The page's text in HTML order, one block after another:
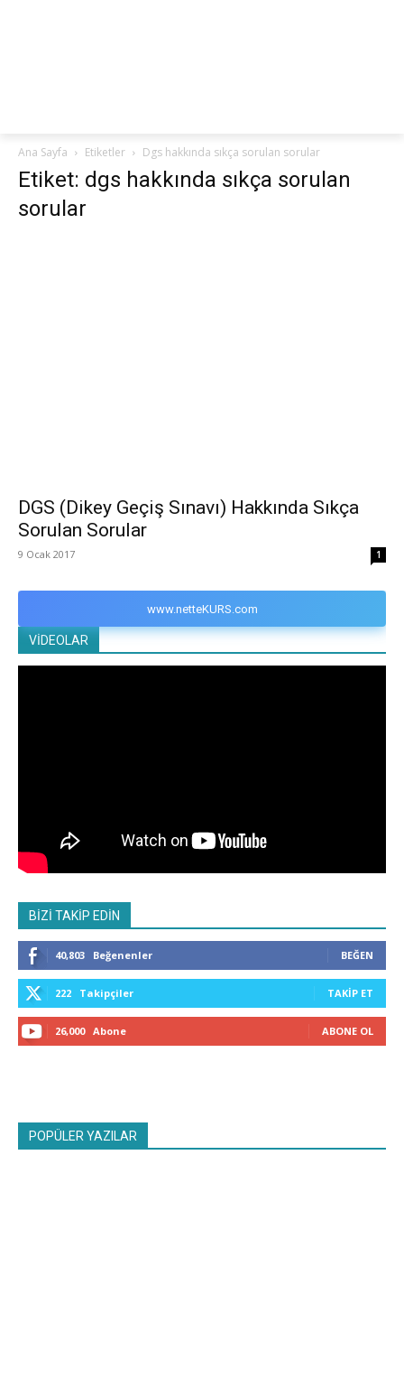
Ana Sayfa Etiketler Dgs hakkında sıkça sorulan sorular
Etiket: dgs hakkında sıkça sorulan
sorular
DGS (Dikey Geçiş Sınavı) Hakkında Sıkça
Sorulan Sorular
9 Ocak 2017 1
www.netteKURS.com
VİDEOLAR
BİZİ TAKİP EDİN
40,803 Beğenenler BEĞEN
222 Takipçiler TAKIP ET
26,000 Abone ABONE OL
POPÜLER YAZILAR